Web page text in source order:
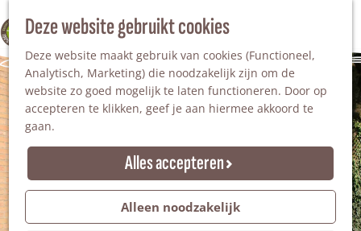
Deze website gebruikt cookies
Deze website maakt gebruik van cookies (Functioneel,
Analytisch, Marketing) die noodzakelijk zijn om de
website zo goed mogelijk te laten functioneren. Door op
accepteren te klikken, geef je aan hiermee akkoord te
gaan.
Alles accepteren
Alleen noodzakelijk
100% WINTERSWIJK
Z
o
e
k
e
n
M
e
n
u
Natuurgebieden
Steengroeve
Tuinen en parken
Recreatieplas Het Hilgelo
Overnachten
Campings & vakantieparken
Vakantiehuizen
Groepsaccommodaties
Hotels
Evenementen